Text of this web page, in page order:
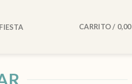
CARRITO / 0,00